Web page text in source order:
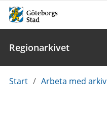
Regionarkivet
Du
Start / Arbeta med arkiv